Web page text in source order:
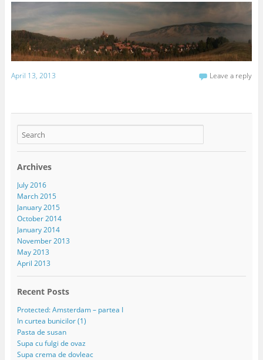
April 13, 2013 Leave a reply
Archives
July 2016
March 2015
January 2015
October 2014
January 2014
November 2013
May 2013
April 2013
Recent Posts
Protected: Amsterdam – partea I
In curtea bunicilor (1)
Pasta de susan
Supa cu fulgi de ovaz
Supa crema de dovleac